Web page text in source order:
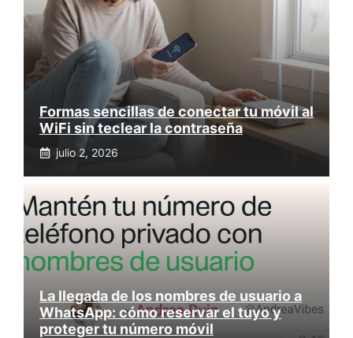
Formas sencillas de conectar tu móvil al
WiFi sin teclear la contraseña
julio 2, 2026
La llegada de los nombres de usuario a
WhatsApp: cómo reservar el tuyo y
proteger tu número móvil